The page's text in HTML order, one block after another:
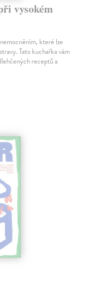
vysokém
které lze
Tato kuchařka vám
receptů a